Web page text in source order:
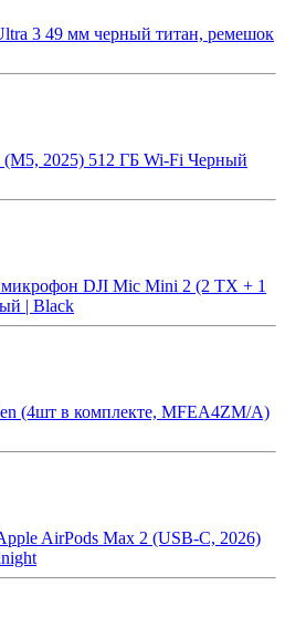
3 49 мм черный титан, ремешок
2025) 512 ГБ Wi-Fi Черный
DJI Mic Mini 2 (2 TX + 1
| Black
(4шт в комплекте, MFEA4ZM/A)
AirPods Max 2 (USB-C, 2026)